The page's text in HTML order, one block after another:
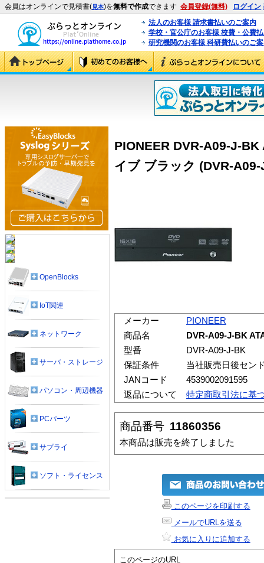
会員はオンラインで見積書(見本)を無料で作成できます 会員登録(無料) ログイン
法人のお客様 請求書払いのご案内
学校・官公庁のお客様 校費・公費
研究機関のお客様 科研費払いのご
PIONEER DVR-A09-J-
イブ ブラック (DVR-
メーカー
PIONEER
商品名
DVR-A09-J-BK
型番
DVR-A09-J-BK
保証条件
当社販売日後セン
JANコード
4539002091595
返品について
特定商取引法に基
商品番号 11860356
本商品は販売を終了しました
このページを印刷する
メールでURLを送る
お気に入りに追加する
このページのURL
OpenBlocks
IoT関連
ネットワーク
サーバ・ストレージ
パソコン・周辺機器
PCパーツ
サプライ
ソフト・ライセンス